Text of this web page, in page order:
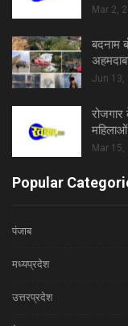
Mar 2,
बदनाम
Jun 13,
Mar 15,
Popular
पंजाब
मध्यप्रदेश
उत्तरप्रदेश